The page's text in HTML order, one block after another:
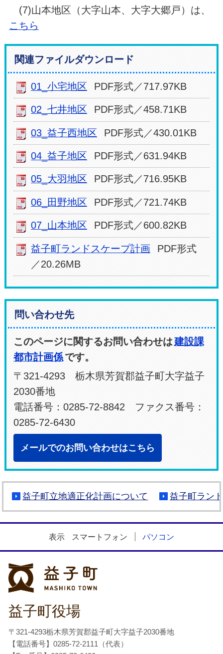
(7)山本地区（大字山本、大字大郷戸）は、
こちら
関連ファイルダウンロード
01_小宅地区 PDF形式／717.97KB
02_七井地区 PDF形式／458.71KB
03_益子西地区 PDF形式／430.01KB
04_益子地区 PDF形式／631.94KB
05_大羽地区 PDF形式／716.95KB
06_田野地区 PDF形式／721.74KB
07_山本地区 PDF形式／600.82KB
益子町ランドスケープ計画
PDF形式
／20.26MB
問い合わせ先
このページに関するお問い合わせは建設課
都市計画係です。
〒321-4293 栃木県芳賀郡益子町大字益子
2030番地
電話番号：0285-72-8842 ファクス番号：
0285-72-6430
メールでのお問い合わせはこちら
益子町立地適正化計画について 益子町ラン
表示 スマートフォン パソコン
益子町役場
〒321-4293栃木県芳賀郡益子町大字益子2030番地
【電話番号】0285-72-2111（代表）